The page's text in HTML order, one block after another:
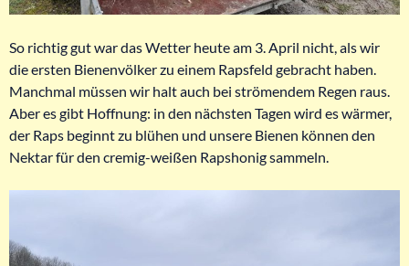
So richtig gut war das Wetter heute am 3. April nicht, als wir
die ersten Bienenvölker zu einem Rapsfeld gebracht haben.
Manchmal müssen wir halt auch bei strömendem Regen raus.
Aber es gibt Hoffnung: in den nächsten Tagen wird es wärmer,
der Raps beginnt zu blühen und unsere Bienen können den
Nektar für den cremig-weißen Rapshonig sammeln.